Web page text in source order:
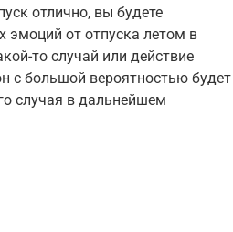
отлично, вы будете
эмоций от отпуска летом в
то случай или действие
с большой вероятностью будет
случая в дальнейшем